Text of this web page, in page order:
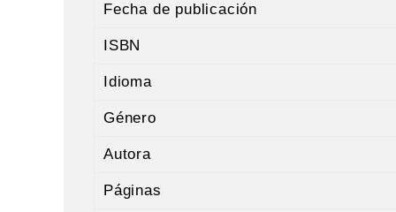
Fecha de publicación
ISBN
Idioma
Género
Autora
Páginas